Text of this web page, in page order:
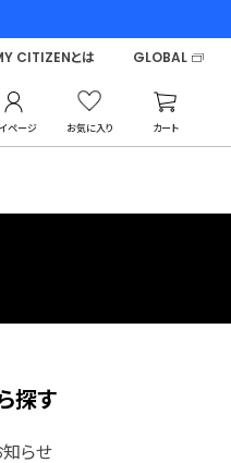
ページ お気に入り カート
CITIZENとは GLOBAL
探す
らせ